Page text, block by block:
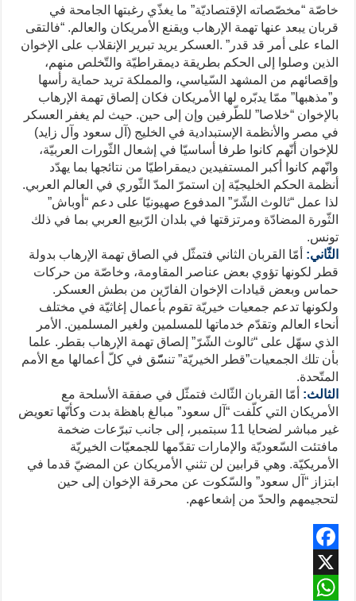
خاصّة “مخصّصاته الإقتصاديّة” ما يغذّي رغبتها الجامحة في
قربان يبعد عنها تهمة الإرهاب ويقنع الأمريكان والعالم. “فالتقى
الماء على أمر قد قدر” .العسكر يريد تبرير الإنقلاب على الإخوان
الذين وصلوا إلى الحكم بطريقة ديمقراطيّة والتّخلص منهم،
وإقصائهم من المشهد السّياسي، والمملكة تريد حماية رأسها
و”مذهبها” ممّا يدبّره لها الأمريكان فكان إلصاق تهمة الإرهاب
بالإخوان “خلاصا” للطّرفين وإن إلى حين. حيث لم يغفر العسكر
في مصر والأنظمة الإستبدادية في الخليج (آل سعود وآل زايد)
للإخوان أنّهم كانوا طرفا أساسيّا في إشعال الثّورات العربيّة،
وانّهم كانوا أكبر المستفيدين ديمقراطيّا من نتائجها بما يهدّد
أنظمة الحكم الخليجيّة إن استمرّ المدّ الثّوري في العالم العربي.
لذا عمل “ثالوث الشّرّ” المدفوع صهيونيّا على دعم “أوباش”
الثّورة المضادّة ومرتزقتها في بلدان الرّبيع العربي بما في ذلك
تونس.
الثّاني: أمّا القربان الثاني فتمثّل في الصاق تهمة الإرهاب بدولة
قطر لكونها تؤوي بعض عناصر المقاومة، وخاصّة من حركات
حماس وبعض قيادات الإخوان الفارّين من بطش العسكر.
ولكونها تدعم جمعيات خيريّة تقوم بأعمال إغاثيّة في مختلف
أنحاء العالم وتقدّم خدماتها للمسلمين ولغير المسلمين. الأمر
الذي سهّل على “ثالوث الشّرّ” إلصاق تهمة الإرهاب بقطر. علما
بأن تلك الجمعيات”قطر الخيريّة” تنسّّق في كلّ أعمالها مع الأمم
المتّحدة.
الثالث: أمّا القربان الثّالث فتمثّل في صفقة الأسلحة مع
الأمريكان التي كلّفت “آل سعود” مبالغ باهظة بدت وكأنّها تعويض
غير مباشر لضحايا 11 سبتمبر، إلى جانب تبرّعات ضخمة
مافتئت السّعوديّة والإمارات تقدّمها للجمعيّات الخيريّة
الأمريكيّة. وهي قرابين لن تثني الأمريكان عن المضيّ قدما في
ابتزاز “آل سعود” والسّكوت عن محرقة الإخوان إلى حين
لتحجيمهم والحدّ من إشعاعهم.
F
a
X